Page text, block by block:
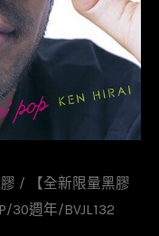
/ 【全新限量黑膠
30週年/BVJL132